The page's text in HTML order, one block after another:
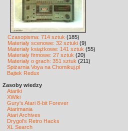
Czasopisma: 714 sztuk (185)
Materiały scenowe: 32 sztuki (9)
Materiały książkowe: 141 sztuk (55)
Materiały firmowe: 27 sztuk (20)
Materiały o grach: 351 sztuk (211)
Spiżarnia Voya na Chomikuj.pl
Bajtek Redux
Zasoby wiedzy
Atariki
XWiki
Gury's Atari 8-bit Forever
Atarimania
Atari Archives
Drygol's Retro Hacks
XL Search